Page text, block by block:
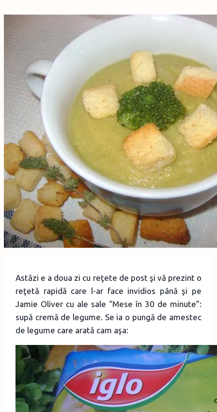
Astăzi e a doua zi cu reţete de post şi vă prezint o
reţetă rapidă care l-ar face invidios până şi pe
Jamie Oliver cu ale sale “Mese în 30 de minute”:
supă cremă de legume. Se ia o pungă de amestec
de legume care arată cam aşa: